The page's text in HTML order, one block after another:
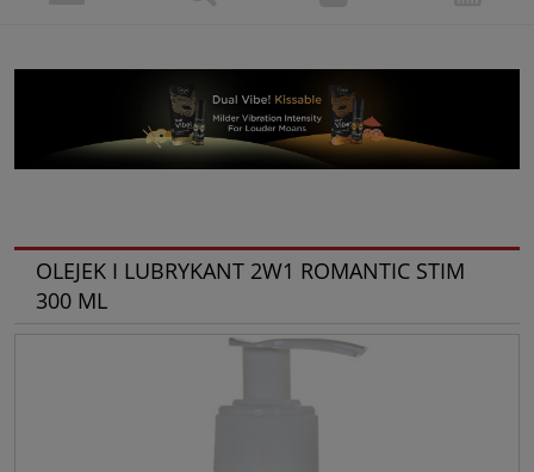
OLEJEK I LUBRYKANT 2W1 ROMANTIC STIM
300 ML